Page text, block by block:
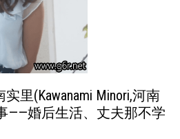
里(Kawanami Minori,河南
——婚后生活、丈夫那不学